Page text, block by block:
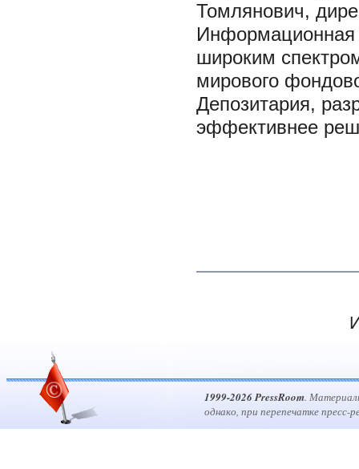
Томлянович,
Информационная
широким
мирового
Депозитария,
эффективнее
1999-2026 PressRoom.
однако, при перепечатке пресс-